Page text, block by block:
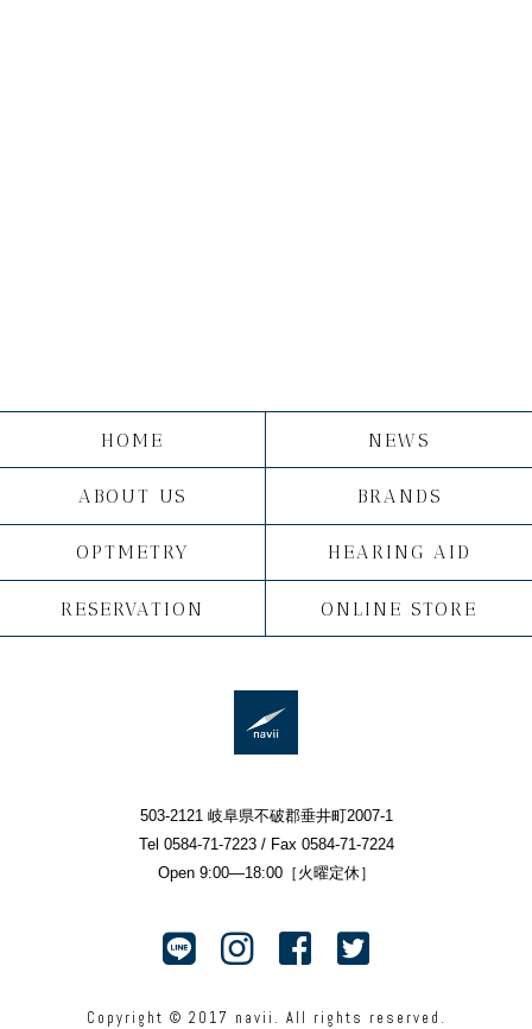
HOME NEWS
ABOUT US BRANDS
OPTMETRY HEARING AID
RESERVATION ONLINE STORE
503-2121 岐阜県不破郡垂井町2007-1
Tel 0584-71-7223 / Fax 0584-71-7224
Open 9:00—18:00［火曜定休］
Copyright © 2017 navii. All rights reserved.